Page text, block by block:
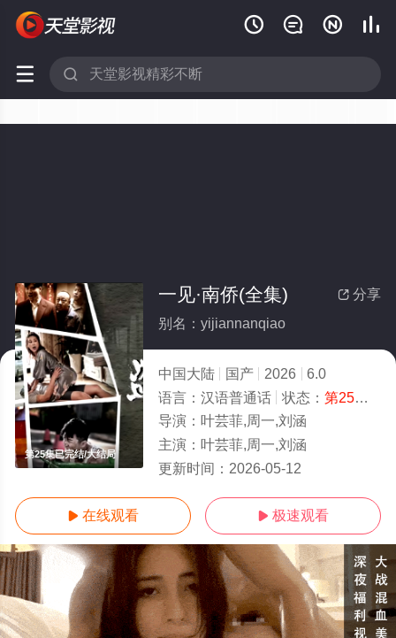
   
 
第25集已完结/大结局
 分享
一见·南侨(全集)
别名：yijiannanqiao
中国大陆 国产 2026
6.0
语言： 汉语普通话 状态： 第25集已完结
导演： 叶芸菲,周一,刘涵
主演： 叶芸菲,周一,刘涵
更新时间： 2026-05-12
 在线观看  极速观看